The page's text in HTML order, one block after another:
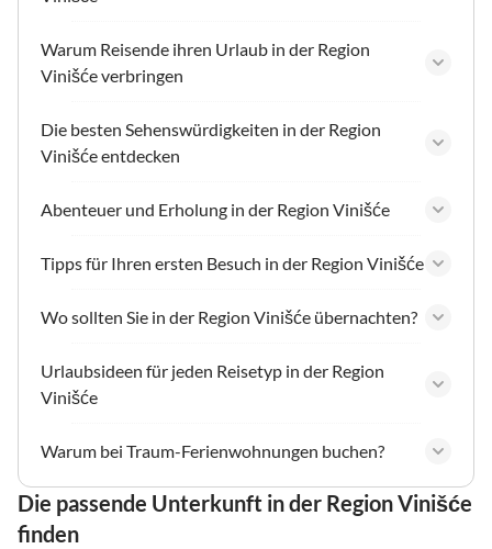
Warum Reisende ihren Urlaub in der Region
Vinišće verbringen
Die besten Sehenswürdigkeiten in der Region
Vinišće entdecken
Abenteuer und Erholung in der Region Vinišće
Tipps für Ihren ersten Besuch in der Region Vinišće
Wo sollten Sie in der Region Vinišće übernachten?
Urlaubsideen für jeden Reisetyp in der Region
Vinišće
Warum bei Traum-Ferienwohnungen buchen?
Die passende Unterkunft in der Region Vinišće
finden